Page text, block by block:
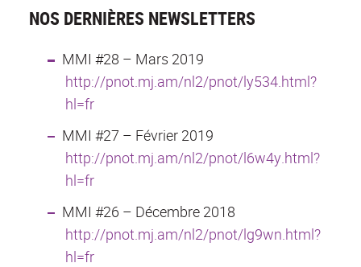
NOS DERNIÈRES NEWSLETTERS
MMI #28 – Mars 2019
http://pnot.mj.am/nl2/pnot/ly534.html?
hl=fr
MMI #27 – Février 2019
http://pnot.mj.am/nl2/pnot/l6w4y.html?
hl=fr
MMI #26 – Décembre 2018
http://pnot.mj.am/nl2/pnot/lg9wn.html?
hl=fr